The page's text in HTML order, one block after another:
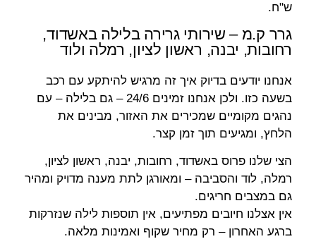
ש"ח.
גרר ק.מ – שירותי גרירה בלילה באשדוד,
רחובות, יבנה, ראשון לציון, רמלה ולוד
אנחנו יודעים בדיוק איך זה מרגיש להיתקע עם רכב
בשעה כזו. ולכן אנחנו זמינים 24/6 – גם בלילה – עם
נהגים מקומיים שמכירים את האזור, מבינים את
הלחץ, ומגיעים תוך זמן קצר.
הצי שלנו פרוס באשדוד, רחובות, יבנה, ראשון לציון,
רמלה, לוד והסביבה – ומאורגן לתת מענה מדויק ומהיר
גם במצבים חריגים.
אין אצלנו חיובים מפתיעים, אין תוספות לילה שנזרקות
ברגע האחרון – רק מחיר שקוף ואמינות מלאה.